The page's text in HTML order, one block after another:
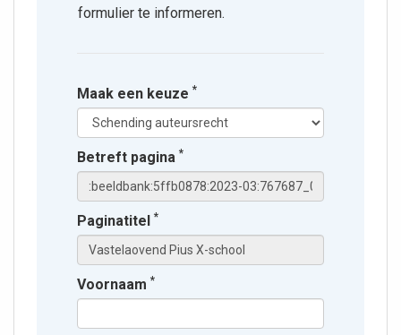
formulier te informeren.
Maak een keuze *
Betreft pagina *
Paginatitel *
Voornaam *